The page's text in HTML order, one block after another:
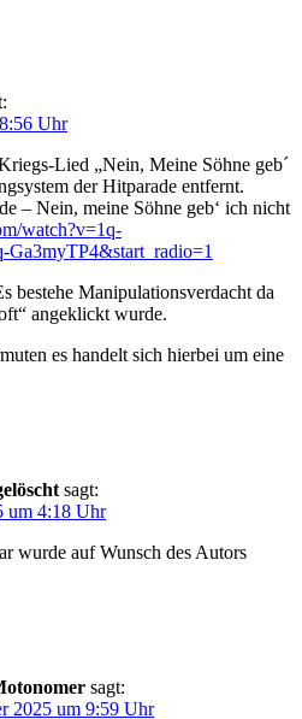
Uhr
Lied „Nein, Meine Söhne geb´
der Hitparade entfernt.
– Nein, meine Söhne geb‘ ich nicht
watch?v=1q-
bestehe Manipulationsverdacht da
angeklickt wurde.
es handelt sich hierbei um eine
sagt:
um 4:18 Uhr
wurde auf Wunsch des Autors
sagt:
2025 um 9:59 Uhr